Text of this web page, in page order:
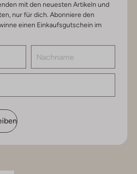
mit den neuesten Artikeln und
nur für dich. Abonniere den
einen Einkaufsgutschein im